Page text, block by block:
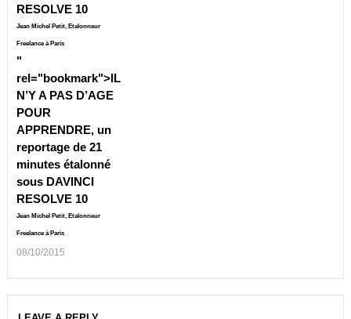
RESOLVE 10
Jean Michel Petit, Etalonneur
Freelance à Paris
"
rel="bookmark">IL
N’Y A PAS D’AGE
POUR
APPRENDRE, un
reportage de 21
minutes étalonné
sous DAVINCI
RESOLVE 10
Jean Michel Petit, Etalonneur
Freelance à Paris
08/10/2015